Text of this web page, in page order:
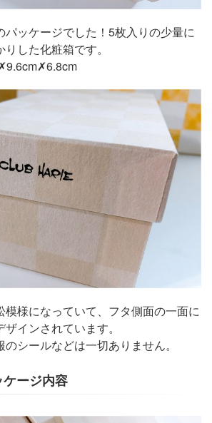
パッケージでした！5枚入りの少量に
した化粧箱です。
模様になっていて、フタ側面の一面に
インされています。
シールなどは一切ありません。
ケージ内容